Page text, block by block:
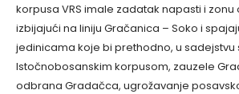
korpusa VRS imale zadatak napasti i
izbijajući na liniju Gračanica – Soko i
jedinicama koje bi prethodno, u sadejstvu
Istočnobosanskim korpusom, zauzele
odbrana Gradačca, ugrožavanje